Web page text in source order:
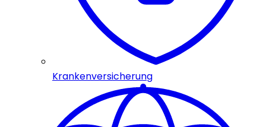
Krankenversicherung